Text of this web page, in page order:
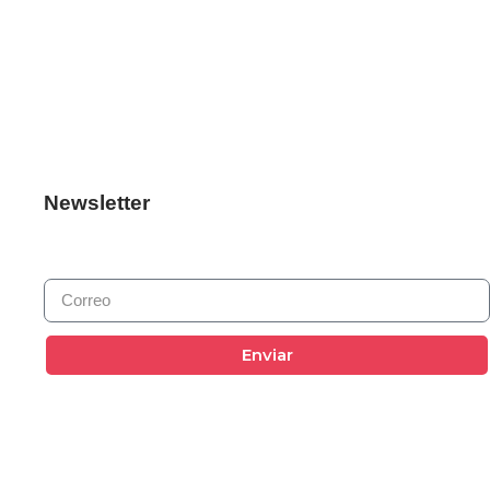
Newsletter
Enviar